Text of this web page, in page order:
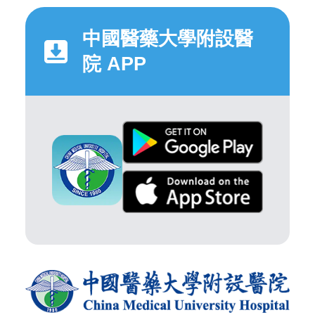
中國醫藥大學附設醫
院 APP